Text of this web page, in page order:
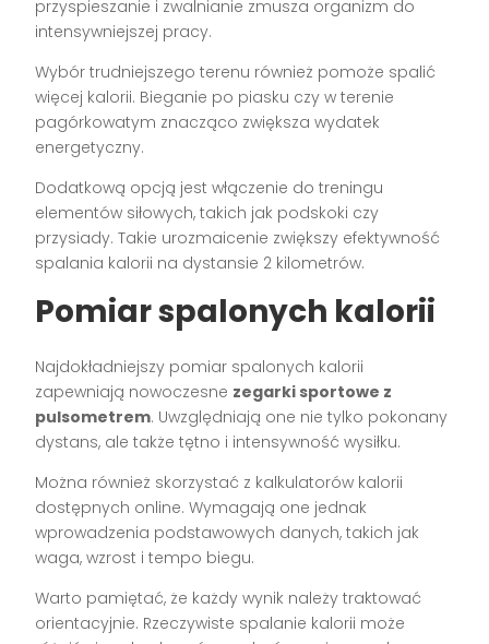
przyspieszanie i zwalnianie zmusza organizm do
intensywniejszej pracy.
Wybór trudniejszego terenu również pomoże spalić
więcej kalorii. Bieganie po piasku czy w terenie
pagórkowatym znacząco zwiększa wydatek
energetyczny.
Dodatkową opcją jest włączenie do treningu
elementów siłowych, takich jak podskoki czy
przysiady. Takie urozmaicenie zwiększy efektywność
spalania kalorii na dystansie 2 kilometrów.
Pomiar spalonych kalorii
Najdokładniejszy pomiar spalonych kalorii
zapewniają nowoczesne zegarki sportowe z
pulsometrem. Uwzględniają one nie tylko pokonany
dystans, ale także tętno i intensywność wysiłku.
Można również skorzystać z kalkulatorów kalorii
dostępnych online. Wymagają one jednak
wprowadzenia podstawowych danych, takich jak
waga, wzrost i tempo biegu.
Warto pamiętać, że każdy wynik należy traktować
orientacyjnie. Rzeczywiste spalanie kalorii może